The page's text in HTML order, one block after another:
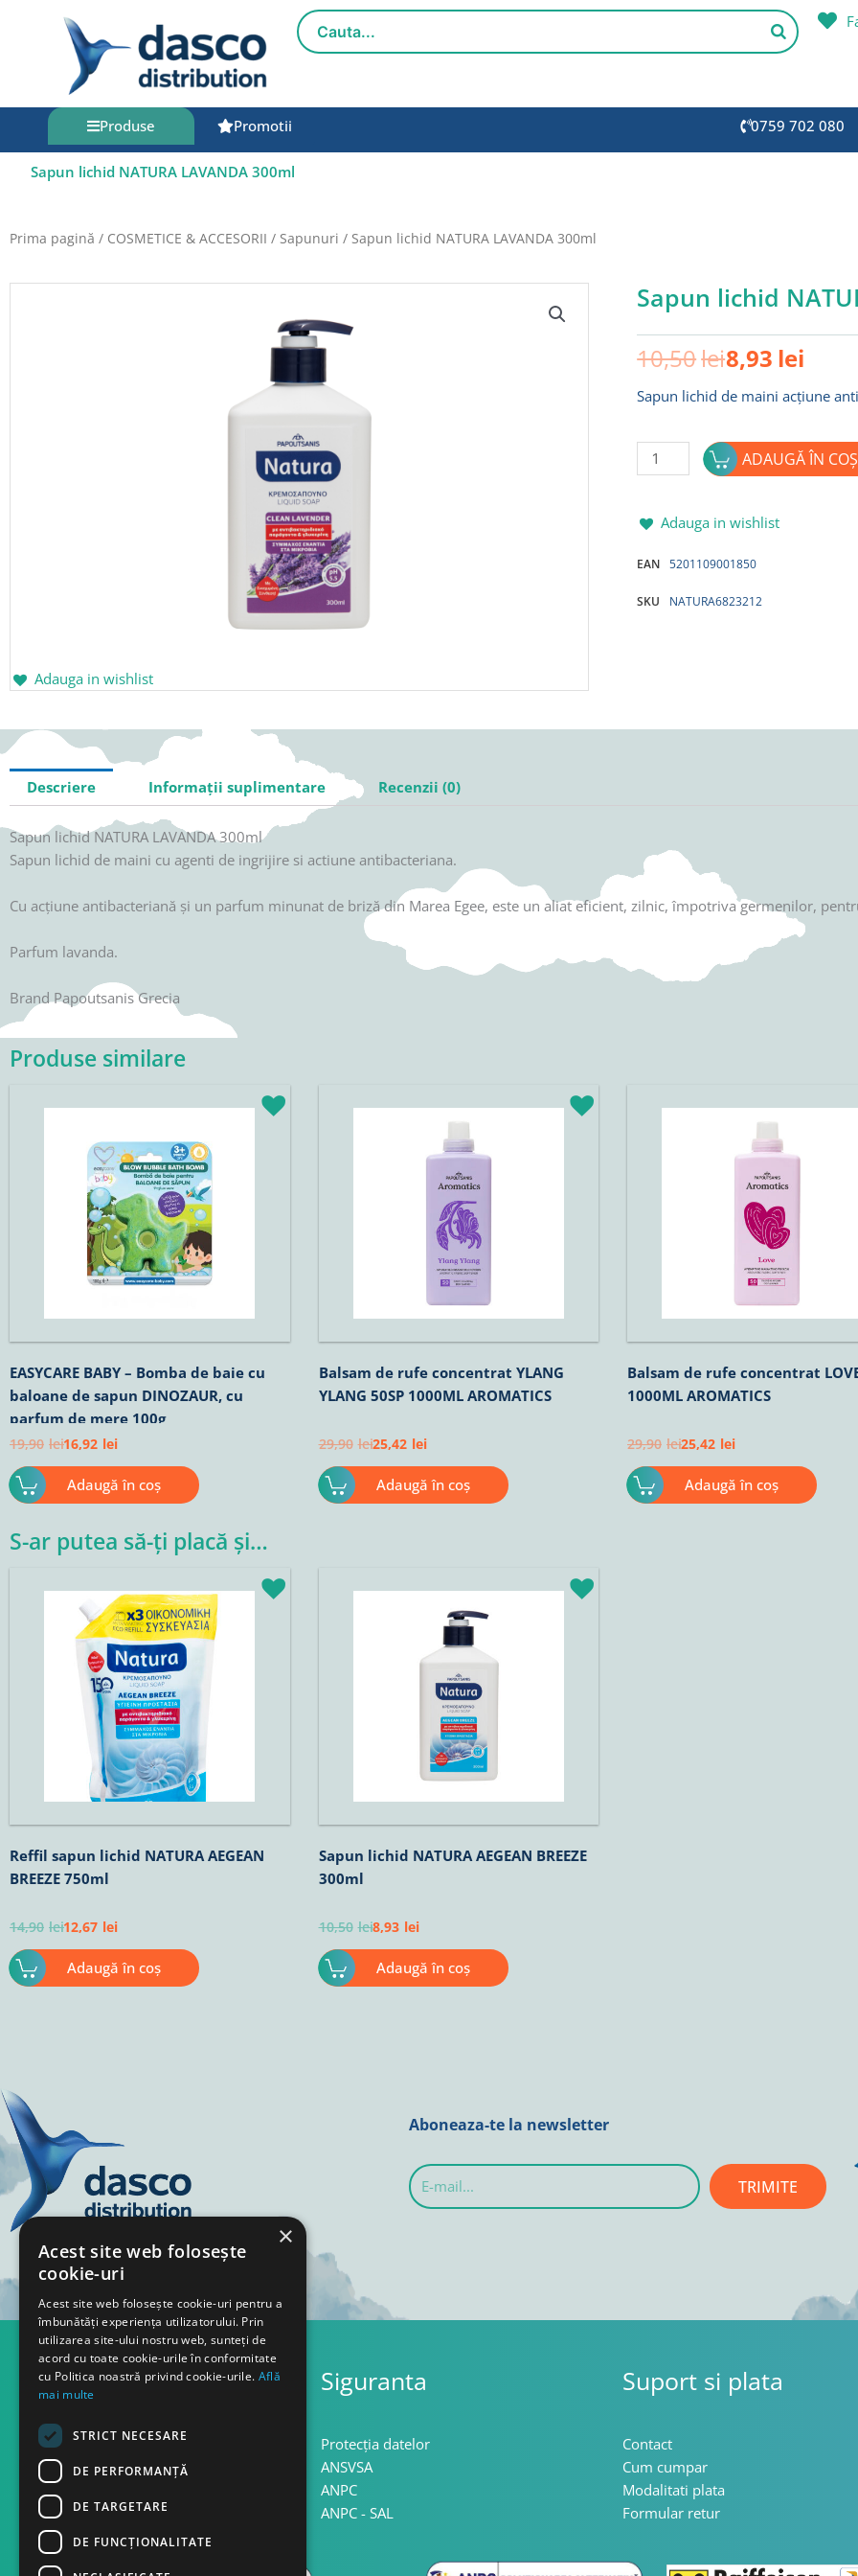
Produse Promotii 0759 702 080
Sapun lichid NATURA LAVANDA 300ml
Prima pagină / COSMETICE & ACCESORII / Sapunuri / Sapun lichid NATURA LAVANDA 300ml
Adauga in wishlist
Sapun lichid
10,50leiPrețul
inițial
a
10,50lei.
8,93 leiPrețul
este:
Sapun lichid de maini acțiune
Cantitate
Sapun lichid
LAVANDA
ADAUGĂ ÎN COȘ
Adauga in wishlist
EAN 5201109001850
SKU NATURA6823212
Descriere Informații suplimentare Recenzii (0)
Sapun lichid NATURA LAVANDA 300ml
Sapun lichid de maini cu agenti de ingrijire si actiune antibacteriana.
Cu acțiune antibacteriană și un parfum minunat de briză din Marea Egee, este un aliat eficient, zilnic, împotriva germenilor,
Parfum lavanda.
Brand Papoutsanis Grecia
Produse similare
EASYCARE BABY – Bomba de baie cu
baloane de sapun DINOZAUR, cu
parfum de mere 100g
19,90 lei
inițial
19,90lei.
16,92 lei
curent
16,92lei.
Adaugă în coș
Balsam de rufe concentrat YLANG
YLANG 50SP 1000ML AROMATICS
29,90 lei
inițial
25,42 lei
curent
este:
25,42lei.
Adaugă în coș
Balsam de rufe concentrat
1000ML AROMATICS
29,90 lei
inițial
25,42 lei
curent
este:
25,42lei.
Adaugă în coș
S-ar putea să-ți placă și…
Reffil sapun lichid NATURA AEGEAN
BREEZE 750ml
14,90 lei
inițial
fost:
14,90lei.
12,67 lei
curent
este:
12,67lei.
Adaugă în coș
Sapun lichid NATURA AEGEAN BREEZE
300ml
10,50 lei
inițial
8,93 lei
curent
8,93lei.
Adaugă în coș
Aboneaza-te la newsletter
E-
mail...
TRIMITE
Asistenta
Termeni si conditii
Confidentialitate
Politica cookie
Politica retur
Siguranta
Protecția datelor
ANSVSA
ANPC
ANPC - SAL
Suport si plata
Contact
Cum cumpar
Modalitati plata
Formular retur
×
Acest site web folosește
cookie-uri
Acest site web folosește cookie-uri pentru a
îmbunătăți experiența utilizatorului. Prin
utilizarea site-ului nostru web, sunteți de
acord cu toate cookie-urile în conformitate
cu Politica noastră privind cookie-urile. Află
mai multe
STRICT NECESARE
DE PERFORMANȚĂ
DE TARGETARE
DE FUNCŢIONALITATE